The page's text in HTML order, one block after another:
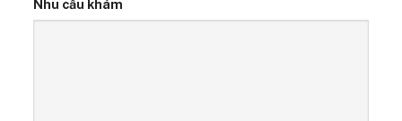
Nhu cầu khám